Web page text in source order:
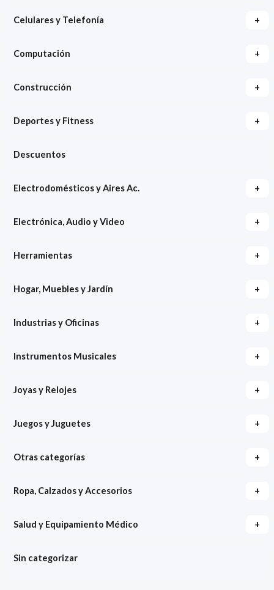
Celulares y Telefonía +
Computación +
Construcción +
Deportes y Fitness +
Descuentos
Electrodomésticos y Aires Ac. +
Electrónica, Audio y Video +
Herramientas +
Hogar, Muebles y Jardín +
Industrias y Oficinas +
Instrumentos Musicales +
Joyas y Relojes +
Juegos y Juguetes +
Otras categorías +
Ropa, Calzados y Accesorios +
Salud y Equipamiento Médico +
Sin categorizar